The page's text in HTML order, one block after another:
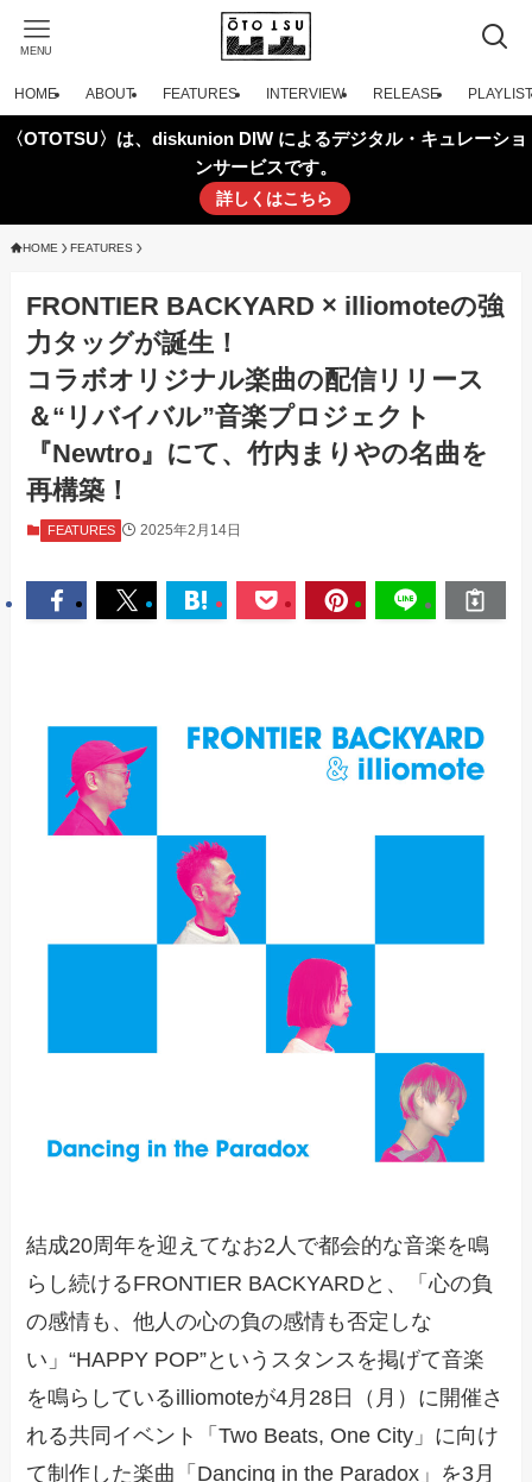
MENU
HOME ABOUT FEATURES INTERVIEW RELEASE PLAYLIST
〈OTOTSU〉は、diskunion DIW によるデジタル・キュレーショ
ンサービスです。
詳しくはこちら
HOME FEATURES
FRONTIER BACKYARD × illiomoteの強
力タッグが誕生！
コラボオリジナル楽曲の配信リリース
＆“リバイバル”音楽プロジェクト
『Newtro』にて、竹内まりやの名曲を
再構築！
FEATURES 2025年2月14日
結成20周年を迎えてなお2人で都会的な音楽を鳴
らし続けるFRONTIER BACKYARDと、「心の負
の感情も、他人の心の負の感情も否定しな
い」“HAPPY POP”というスタンスを掲げて音楽
を鳴らしているilliomoteが4月28日（月）に開催さ
れる共同イベント「Two Beats, One City」に向け
て制作した楽曲「Dancing in the Paradox」を3月